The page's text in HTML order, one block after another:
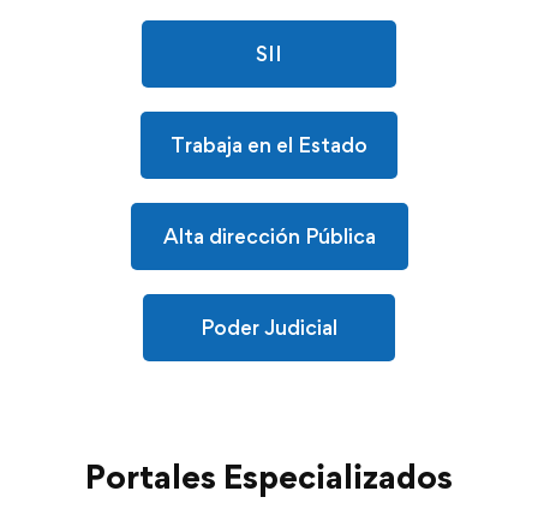
SII
Trabaja en el Estado
Alta dirección Pública
Poder Judicial
Portales Especializados